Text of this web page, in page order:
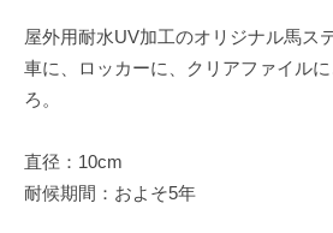
屋外用耐水UV加工のオリジナル馬ス
車に、ロッカーに、クリアファイル
ろ。
直径：10cm
耐候期間：およそ5年